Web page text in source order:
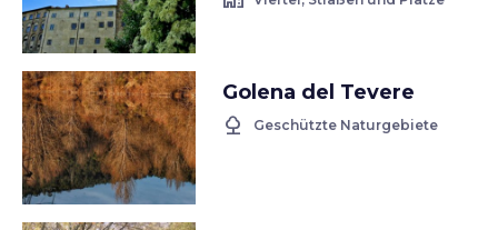
Golena del Tevere
nature Geschützte Naturgebiete